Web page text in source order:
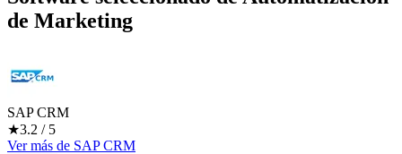
de Marketing
SAP CRM
★3.2 / 5
Ver más de SAP CRM